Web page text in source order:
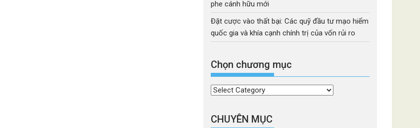
phe cánh hữu mới
Đặt cược vào thất bại: Các quỹ đầu tư mạo hiểm
quốc gia và khía cạnh chính trị của vốn rủi ro
Chọn chương mục
Chọn
mục
CHUYÊN MỤC